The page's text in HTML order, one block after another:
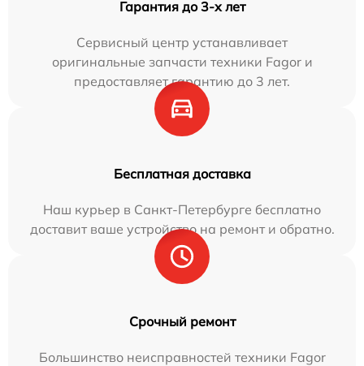
Гарантия до 3-х лет
Сервисный центр устанавливает
оригинальные запчасти техники Fagor и
предоставляет гарантию до 3 лет.
Бесплатная доставка
Наш курьер в Санкт-Петербурге бесплатно
доставит ваше устройство на ремонт и обратно.
Срочный ремонт
Большинство неисправностей техники Fagor